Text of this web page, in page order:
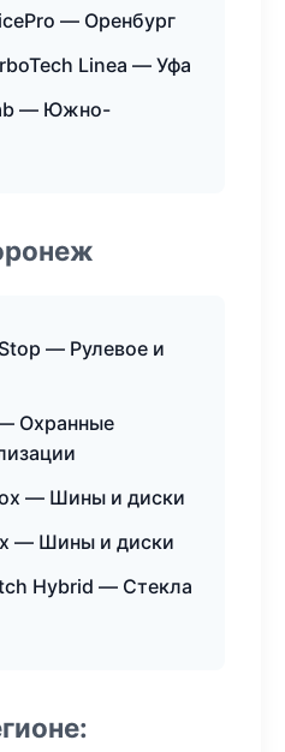
— Оренбург
Linea — Уфа
— Южно-
— Рулевое и
Охранные
— Шины и диски
— Шины и диски
Hybrid — Стекла